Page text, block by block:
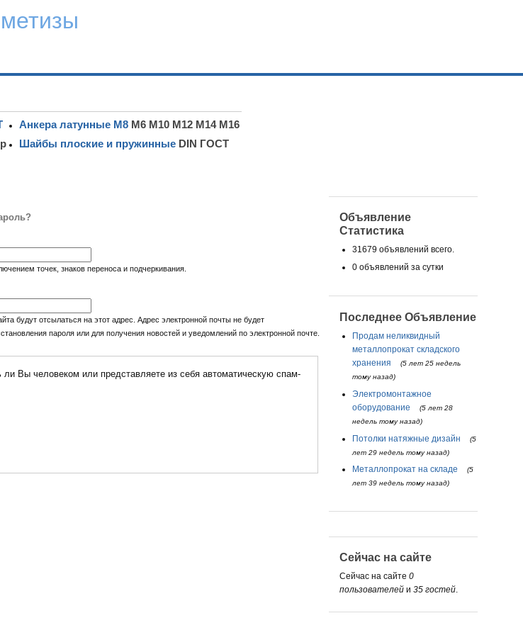
Анкера латунные М8М6 М10 М12 М14 М16
Шайбы плоские и пружинныеDIN ГОСТ
точек, знаков переноса и подчеркивания.
будут отсылаться на этот адрес. Адрес электронной почты не будет
пароля или для получения новостей и уведомлений по электронной почте.
спам-
Объявление
Статистика
31679 объявлений всего.
0 объявлений за сутки
Последнее Объявление
Продам неликвидный
металлопрокат складского
хранения
(5 лет 25 недель
тому назад)
Электромонтажное
оборудование
(5 лет 28
недель тому назад)
Потолки натяжные дизайн
(5
лет 29 недель тому назад)
Металлопрокат на складе
(5
лет 39 недель тому назад)
Сейчас на сайте
Сейчас на сайте 0
пользователей и 35 гостей.